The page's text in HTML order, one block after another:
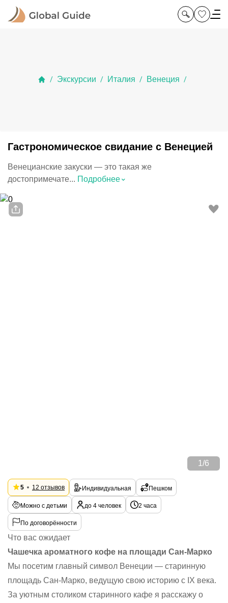
/ Экскурсии / Италия / Венеция /
Гастрономическое свидание с Венецией
Венецианские закуски — это такая же
достопримечате... Подробнее⌃
1 /6
5 12 отзывов Индивидуальная Пешком
Можно с детьми до 4 человек 2 часа
По договорённости
Что вас ожидает
Чашечка ароматного кофе на площади Сан-Марко
Мы посетим главный символ Венеции — старинную
площадь Сан-Марко, ведущую свою историю с IX века.
За уютным столиком старинного кафе я расскажу о